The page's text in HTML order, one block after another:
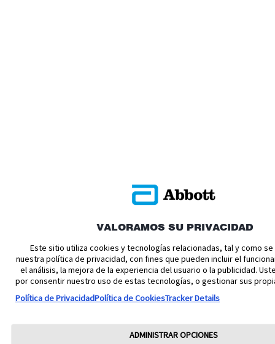
VALORAMOS SU PRIVACIDAD
Este sitio utiliza cookies y tecnologías relacionadas, tal y como
nuestra política de privacidad, con fines que pueden incluir el
el análisis, la mejora de la experiencia del usuario o la publicidad.
por consentir nuestro uso de estas tecnologías, o gestionar sus
Política de PrivacidadPolítica de CookiesTracker Details
ADMINISTRAR OPCIONES